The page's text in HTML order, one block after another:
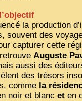
la production
souvent des
capturer cette
Auguste
aussi des
des trésors
comme la
noir et blanc et en